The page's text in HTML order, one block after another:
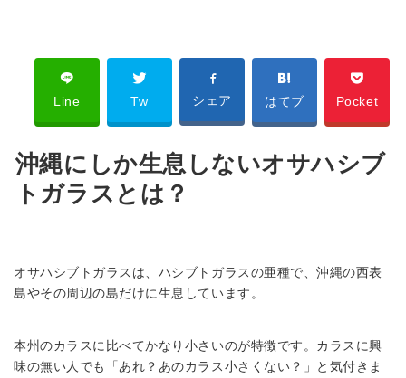
Line Tw シェア はてブ Pocket
沖縄にしか生息しないオサハシブ
トガラスとは？
オサハシブトガラスは、ハシブトガラスの亜種で、沖縄の西表
島やその周辺の島だけに生息しています。
本州のカラスに比べてかなり小さいのが特徴です。カラスに興
味の無い人でも「あれ？あのカラス小さくない？」と気付きま